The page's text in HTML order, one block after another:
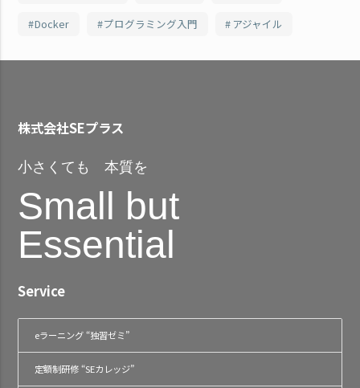
Docker プログラミング入門 アジャイル
株式会社SEプラス
小さくても 本質を
Small but
Essential
Service
eラーニング “独習ゼミ”
定額制研修 “SEカレッジ”